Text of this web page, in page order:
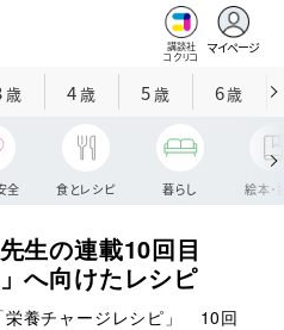
講談社
コクリコ
マイページ
歳 4歳 5歳 6歳
全 食とレシピ 暮らし 絵本・
生の連載10回目
へ向けたレシピ
栄養チャージレシピ」 10回